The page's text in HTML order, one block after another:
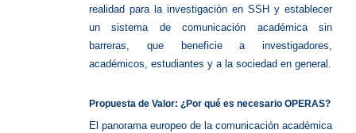
realidad para la investigación en SSH y establecer
un sistema de comunicación académica sin
barreras, que beneficie a investigadores,
académicos, estudiantes y a la sociedad en general.
Propuesta de Valor: ¿Por qué es necesario OPERAS?
El panorama europeo de la comunicación académica